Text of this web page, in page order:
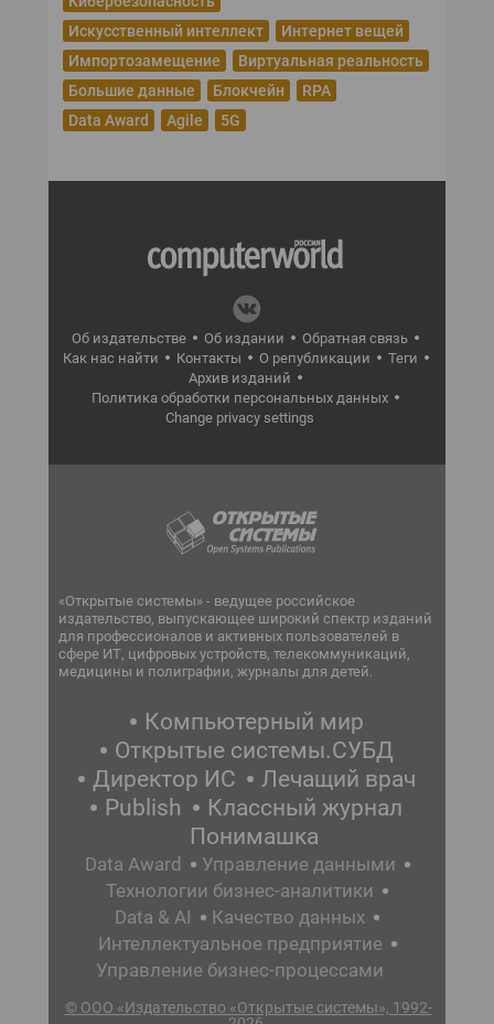
Искусственный интеллект
Интернет вещей
Импортозамещение
Виртуальная реальность
Большие данные
Блокчейн
RPA
Data Award
Agile 5G
Об издательстве Об издании
Обратная связь
Как нас найти
Контакты О републикации
Теги
Архив изданий
Политика обработки персональных данных
Change privacy settings
«Открытые системы» - ведущее российское
издательство, выпускающее широкий спектр изданий
для профессионалов и активных пользователей в
сфере ИТ, цифровых устройств, телекоммуникаций,
медицины и полиграфии, журналы для детей.
Компьютерный мир
Открытые системы.СУБД
Директор ИС
Лечащий врач
Publish
Классный журнал
Понимашка
Data Award
Управление данными
Технологии бизнес-аналитики
Data & AI
Качество данных
Интеллектуальное предприятие
Управление бизнес-процессами
© ООО «Издательство «Открытые системы», 1992-